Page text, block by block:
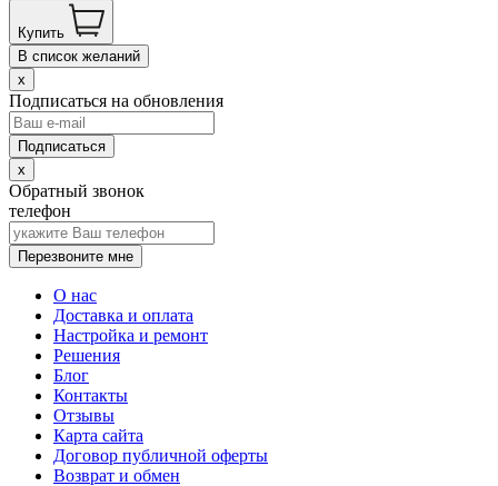
Купить
В список желаний
x
Подписаться на обновления
x
Обратный звонок
телефон
Перезвоните мне
О нас
Доставка и оплата
Настройка и ремонт
Решения
Блог
Контакты
Отзывы
Карта сайта
Договор публичной оферты
Возврат и обмен